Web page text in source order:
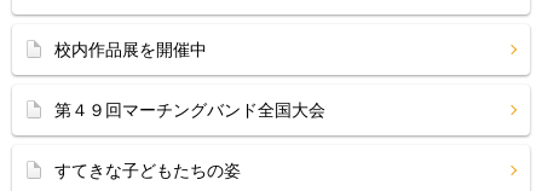
校内作品展を開催中
第４９回マーチングバンド全国大会
すてきな子どもたちの姿